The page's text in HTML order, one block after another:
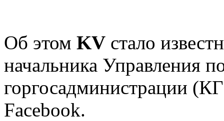
Об этом KV стало
начальника Управления
горгосадминистрации
Facebook.